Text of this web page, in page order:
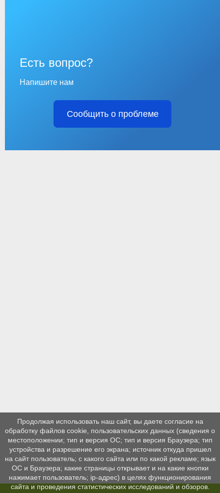
Есть вопрос?
Напишите нам
Сообщить о проблеме
Продолжая использовать наш сайт, вы даете согласие на
обработку файлов cookie, пользовательских данных (сведения о
местоположении; тип и версия ОС; тип и версия Браузера; тип
устройства и разрешение его экрана; источник откуда пришел
на сайт пользователь; с какого сайта или по какой рекламе; язык
ОС и Браузера; какие страницы открывает и на какие кнопки
нажимает пользователь; ip-адрес) в целях функционирования
сайта и проведения статистических исследований и обзоров.